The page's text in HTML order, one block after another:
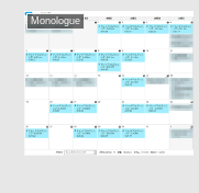
Monologue